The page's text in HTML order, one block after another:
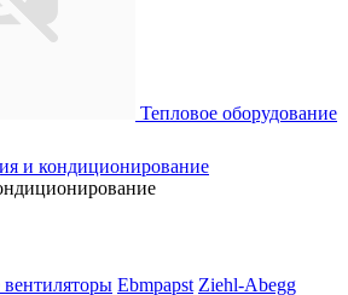
Тепловое оборудование
и кондиционирование
Ebmpapst Ziehl-Abegg